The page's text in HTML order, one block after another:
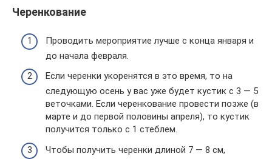
Черенкование
Проводить мероприятие лучше с конца января и
до начала февраля.
Если черенки укоренятся в это время, то на
следующую осень у вас уже будет кустик с 3 — 5
веточками. Если черенкование провести позже (в
марте и до первой половины апреля), то кустик
получится только с 1 стеблем.
Чтобы получить черенки длиной 7 — 8 см,